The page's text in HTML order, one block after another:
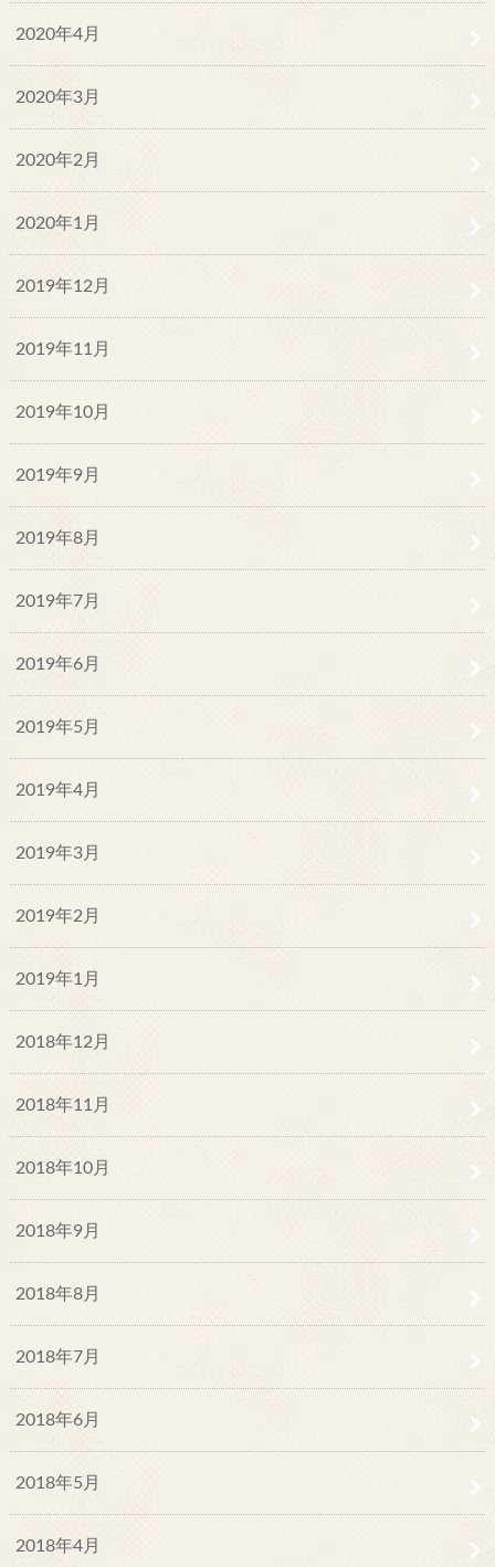
2020年4月
2020年3月
2020年2月
2020年1月
2019年12月
2019年11月
2019年10月
2019年9月
2019年8月
2019年7月
2019年6月
2019年5月
2019年4月
2019年3月
2019年2月
2019年1月
2018年12月
2018年11月
2018年10月
2018年9月
2018年8月
2018年7月
2018年6月
2018年5月
2018年4月